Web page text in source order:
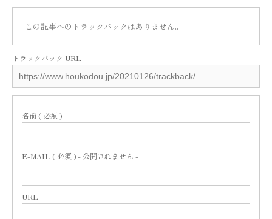
この記事へのトラックバックはありません。
トラックバック URL
名前 ( 必須 )
E-MAIL ( 必須 ) - 公開されません -
URL